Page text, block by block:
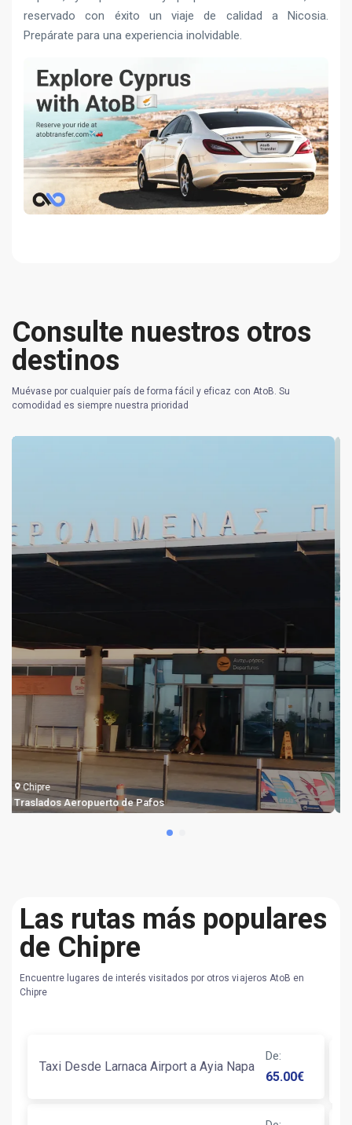
reservado con éxito un viaje de calidad a Nicosia.
Prepárate para una experiencia inolvidable.
Consulte nuestros otros
destinos
Muévase por cualquier país de forma fácil y eficaz con AtoB. Su
comodidad es siempre nuestra prioridad
Chipre
Traslados Aeropuerto de Pafos
Las rutas más populares
de Chipre
Encuentre lugares de interés visitados por otros viajeros AtoB en
Chipre
Taxi Desde Larnaca Airport a Ayia Napa
De:
65.00€